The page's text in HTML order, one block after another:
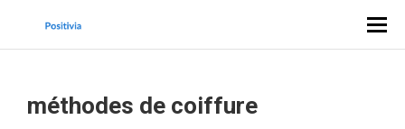
méthodes de coiffure